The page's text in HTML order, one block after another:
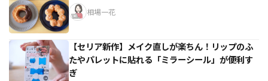
相場一花
【セリア新作】メイク直しが楽ちん！リップのふ
たやパレットに貼れる「ミラーシール」が便利す
ぎ